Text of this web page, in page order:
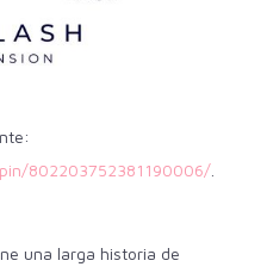
802203752381190006/.
una larga historia de